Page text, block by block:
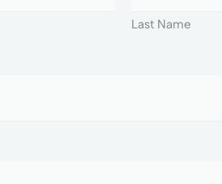
Last Name